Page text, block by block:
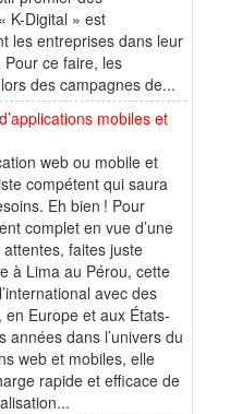
K-Digital » est
les entreprises dans leur
ce faire, les
des campagnes de...
mobiles et
web ou mobile et
compétent qui saura
Eh bien ! Pour
complet en vue d’une
faites juste
à Lima au Pérou, cette
avec des
Europe et aux États-
années dans l’univers du
web et mobiles, elle
rapide et efficace de